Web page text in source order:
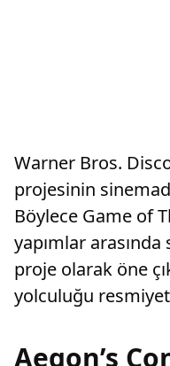
Warner Bros.
projesinin
Böylece Game of
yapımlar
proje olarak öne
yolculuğu resmiyet
Aegon’s